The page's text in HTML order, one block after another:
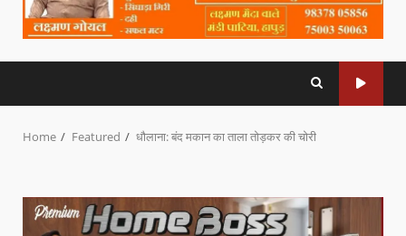
Home Featured धौलाना: बंद मकान का ताला तोड़कर की चोरी